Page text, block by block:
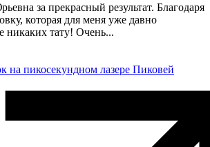
за прекрасный результат. Благодаря
которая для меня уже давно
никаких тату! Очень...
на пикосекундном лазере Пиковей